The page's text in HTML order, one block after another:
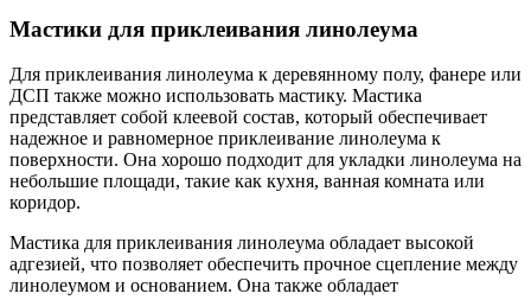
Мастики для приклеивания линолеума
Для приклеивания линолеума к деревянному полу, фанере или
ДСП также можно использовать мастику. Мастика
представляет собой клеевой состав, который обеспечивает
надежное и равномерное приклеивание линолеума к
поверхности. Она хорошо подходит для укладки линолеума на
небольшие площади, такие как кухня, ванная комната или
коридор.
Мастика для приклеивания линолеума обладает высокой
адгезией, что позволяет обеспечить прочное сцепление между
линолеумом и основанием. Она также обладает